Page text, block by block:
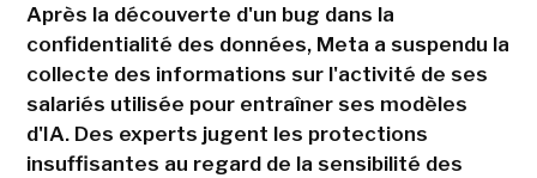
Après la découverte d'un bug dans la
confidentialité des données, Meta a suspendu la
collecte des informations sur l'activité de ses
salariés utilisée pour entraîner ses modèles
d'IA. Des experts jugent les protections
insuffisantes au regard de la sensibilité des